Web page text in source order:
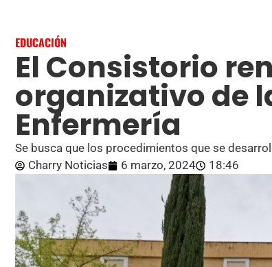
EDUCACIÓN
El Consistorio
organizativo de
Enfermería
Se busca que los procedimientos que se
Charry Noticias
6 marzo, 2024 18:46